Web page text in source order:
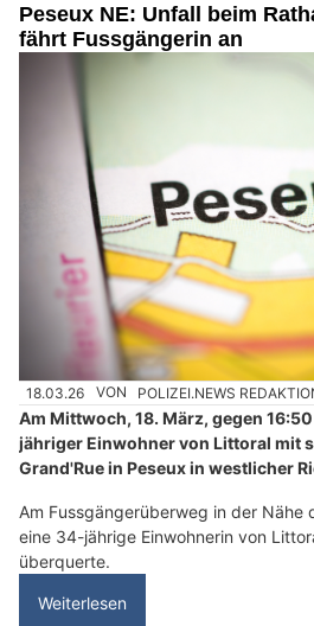
Peseux NE: Unfall beim
fährt Fussgängerin an
18.03.26 VON POLIZEI.NEWS
Am Mittwoch, 18. März, gegen
jähriger Einwohner von Littoral mit
Grand'Rue in Peseux in westlicher
Am Fussgängerüberweg in der Nähe
eine 34-jährige Einwohnerin von
überquerte.
Weiterlesen